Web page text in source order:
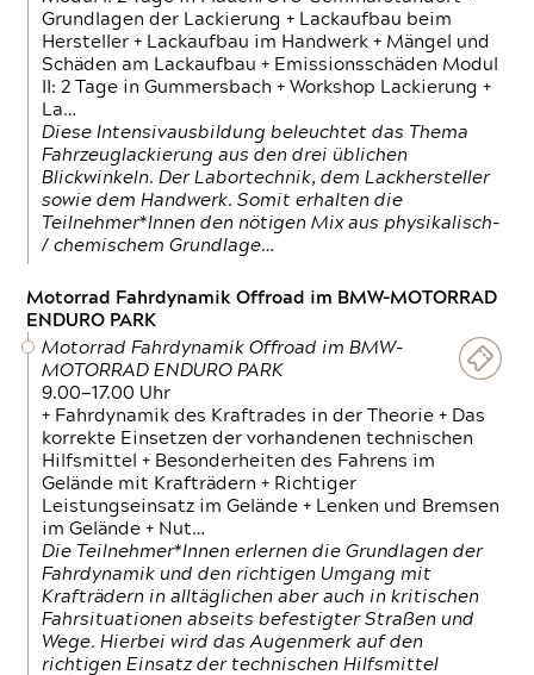
Grundlagen der Lackierung + Lackaufbau beim
Hersteller + Lackaufbau im Handwerk + Mängel und
Schäden am Lackaufbau + Emissionsschäden Modul
II: 2 Tage in Gummersbach + Workshop Lackierung +
La…
Diese Intensivausbildung beleuchtet das Thema
Fahrzeuglackierung aus den drei üblichen
Blickwinkeln. Der Labortechnik, dem Lackhersteller
sowie dem Handwerk. Somit erhalten die
Teilnehmer*Innen den nötigen Mix aus physikalisch-
/ chemischem Grundlage…
Motorrad Fahrdynamik Offroad im BMW-MOTORRAD
ENDURO PARK
Motorrad Fahrdynamik Offroad im BMW-
MOTORRAD ENDURO PARK
9.00—17.00 Uhr
+ Fahrdynamik des Kraftrades in der Theorie + Das
korrekte Einsetzen der vorhandenen technischen
Hilfsmittel + Besonderheiten des Fahrens im
Gelände mit Krafträdern + Richtiger
Leistungseinsatz im Gelände + Lenken und Bremsen
im Gelände + Nut…
Die Teilnehmer*Innen erlernen die Grundlagen der
Fahrdynamik und den richtigen Umgang mit
Krafträdern in alltäglichen aber auch in kritischen
Fahrsituationen abseits befestigter Straßen und
Wege. Hierbei wird das Augenmerk auf den
richtigen Einsatz der technischen Hilfsmittel